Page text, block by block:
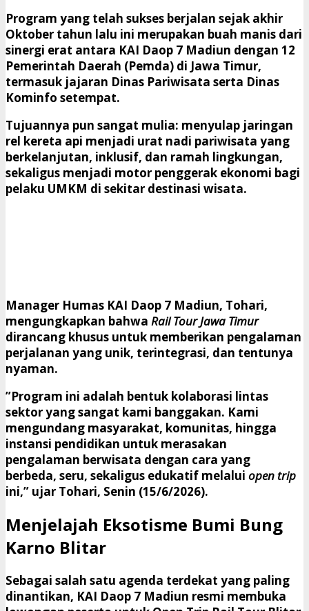
​Program yang telah sukses berjalan sejak akhir
Oktober tahun lalu ini merupakan buah manis dari
sinergi erat antara KAI Daop 7 Madiun dengan 12
Pemerintah Daerah (Pemda) di Jawa Timur,
termasuk jajaran Dinas Pariwisata serta Dinas
Kominfo setempat.
​Tujuannya pun sangat mulia: menyulap jaringan
rel kereta api menjadi urat nadi pariwisata yang
berkelanjutan, inklusif, dan ramah lingkungan,
sekaligus menjadi motor penggerak ekonomi bagi
pelaku UMKM di sekitar destinasi wisata.
​Manager Humas KAI Daop 7 Madiun, Tohari,
mengungkapkan bahwa Rail Tour Jawa Timur
dirancang khusus untuk memberikan pengalaman
perjalanan yang unik, terintegrasi, dan tentunya
nyaman.
​”Program ini adalah bentuk kolaborasi lintas
sektor yang sangat kami banggakan. Kami
mengundang masyarakat, komunitas, hingga
instansi pendidikan untuk merasakan
pengalaman berwisata dengan cara yang
berbeda, seru, sekaligus edukatif melalui open trip
ini,” ujar Tohari, Senin (15/6/2026).
​Menjelajah Eksotisme Bumi Bung
Karno Blitar
​Sebagai salah satu agenda terdekat yang paling
dinantikan, KAI Daop 7 Madiun resmi membuka